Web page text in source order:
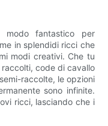
fantastico per
in splendidi ricci che
modi creativi. Che tu
code di cavallo
raccolte, le opzioni
sono infinite.
ricci, lasciando che i